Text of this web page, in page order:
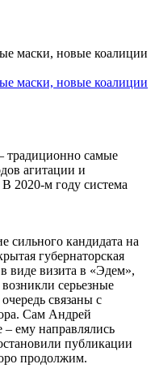
маски, новые коалиции
традиционно самые
агитации и
2020-м году система
сильного кандидата на
губернаторская
виде визита в «Эдем»,
серьезные
связаны с
Сам Андрей
ему направлялись
публикации
продолжим.